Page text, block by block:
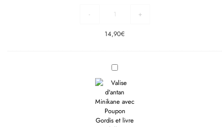
- +
14,90€
Ma
Valise
d'antan
"Achille
sur
son
île"